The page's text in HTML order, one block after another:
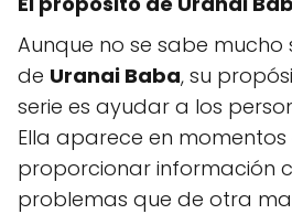
Aunque no se sabe
de Uranai Baba, su
serie es ayudar a los
Ella aparece en
proporcionar información
problemas que de otra